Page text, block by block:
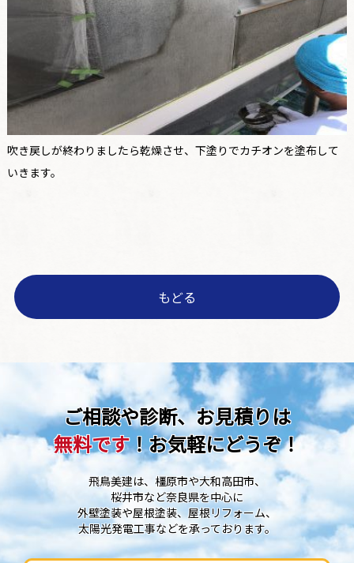
吹き戻しが終わりましたら乾燥させ、下塗りでカチオンを塗布して
いきます。
もどる
ご相談や診断、お見積りは
無料です！お気軽にどうぞ！
飛鳥美建は、橿原市や大和高田市、
桜井市など奈良県を中心に
外壁塗装や屋根塗装、屋根リフォーム、
太陽光発電工事などを承っております。